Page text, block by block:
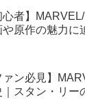
心者】
や原作の魅力に
ァン必見】
｜スタン・リー